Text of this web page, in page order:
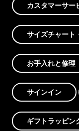
カスタマーサー
サイズチャート
お手入れと修理
サインイン
ギフトラッピン